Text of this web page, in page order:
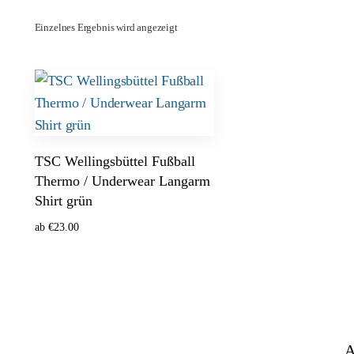
Einzelnes Ergebnis wird angezeigt
TSC Wellingsbüttel Fußball
Thermo / Underwear Langarm
Shirt grün
ab €23.00